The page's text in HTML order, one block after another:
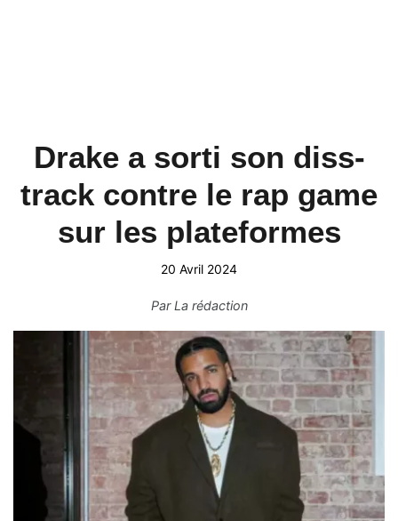
Drake a sorti son diss-
track contre le rap game
sur les plateformes
20 Avril 2024
ParLa rédaction